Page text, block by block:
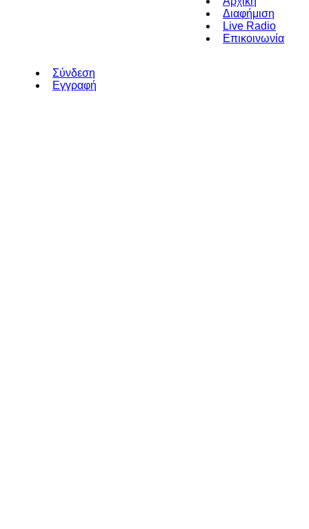
Διαφήμιση
Live Radio
Επικοινωνία
Σύνδεση
Εγγραφή